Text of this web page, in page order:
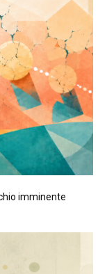
imminente